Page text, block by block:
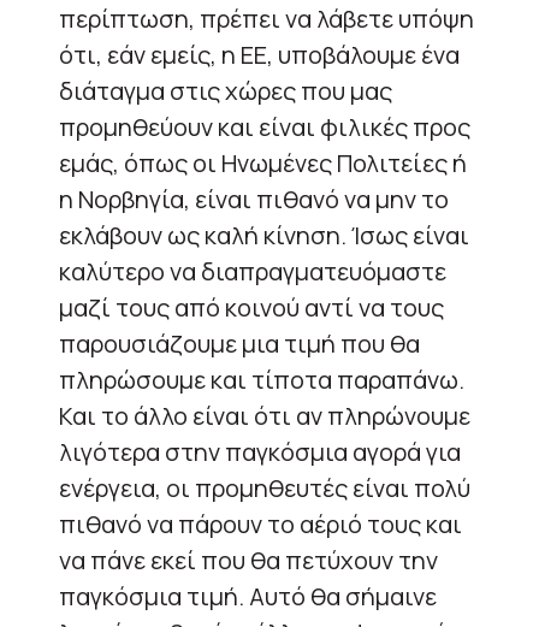
περίπτωση, πρέπει να λάβετε υπόψη
ότι, εάν εμείς, η ΕΕ, υποβάλουμε ένα
διάταγμα στις χώρες που μας
προμηθεύουν και είναι φιλικές προς
εμάς, όπως οι Ηνωμένες Πολιτείες ή
η Νορβηγία, είναι πιθανό να μην το
εκλάβουν ως καλή κίνηση. Ίσως είναι
καλύτερο να διαπραγματευόμαστε
μαζί τους από κοινού αντί να τους
παρουσιάζουμε μια τιμή που θα
πληρώσουμε και τίποτα παραπάνω.
Και το άλλο είναι ότι αν πληρώνουμε
λιγότερα στην παγκόσμια αγορά για
ενέργεια, οι προμηθευτές είναι πολύ
πιθανό να πάρουν το αέριό τους και
να πάνε εκεί που θα πετύχουν την
παγκόσμια τιμή. Αυτό θα σήμαινε